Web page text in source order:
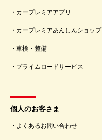
カープレミアアプリ
カープレミアあんしんショップ
車検・整備
プライムロードサービス
個人のお客さま
よくあるお問い合わせ